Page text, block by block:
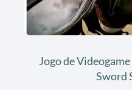
Jogo de
Sword